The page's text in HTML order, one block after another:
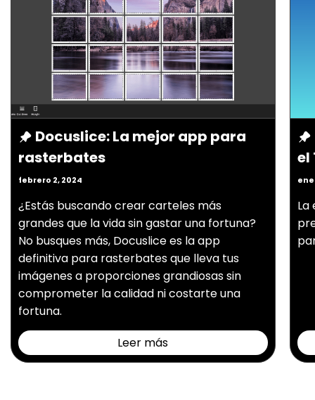
Docuslice: La mejor app para
rasterbates
febrero 2, 2024
¿Estás buscando crear carteles más
grandes que la vida sin gastar una fortuna?
No busques más, Docuslice es la app
definitiva para rasterbates que lleva tus
imágenes a proporciones grandiosas sin
comprometer la calidad ni costarte una
fortuna.
Leer más
el
La